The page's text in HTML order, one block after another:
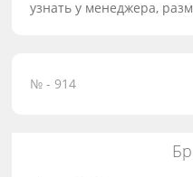
узнать у менеджера,
№ - 914